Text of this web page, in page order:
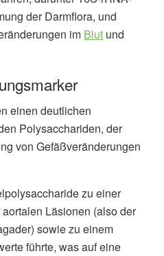
der Darmflora, und
im Blut und
einen deutlichen
Polysacchariden, der
von Gefäßveränderungen
zu einer
Läsionen (also der
sowie zu einem
führte, was auf eine